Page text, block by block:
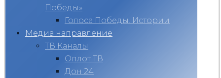
Победы»
Голоса Победы. Истории
Медиа направление
ТВ Каналы
Оплот ТВ
Дон 24